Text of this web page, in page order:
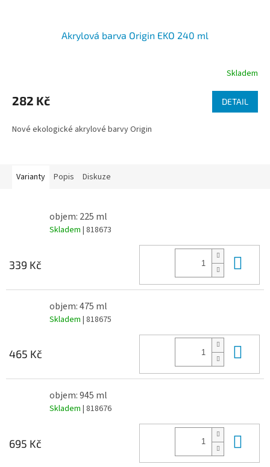
Akrylová barva Origin EKO 240 ml
Skladem
282 Kč DETAIL
Nové ekologické akrylové barvy Origin
Varianty Popis Diskuze
objem: 225 ml
Skladem | 818673
339 Kč
objem: 475 ml
Skladem | 818675
465 Kč
objem: 945 ml
Skladem | 818676
695 Kč